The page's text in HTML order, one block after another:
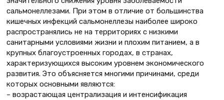
сальмонеллезами. При этом в отличие от большинства
кишечных инфекций сальмонеллезы наиболее широко
распространялись не на территориях с низкими
санитарными условиями жизни и плохим питанием, а в
крупных благоустроенных городах, в странах,
характеризующихся высоким уровнем экономического
развития. Это объясняется многими причинами, среди
которых основными являются:
– возрастающая централизация и интенсификация